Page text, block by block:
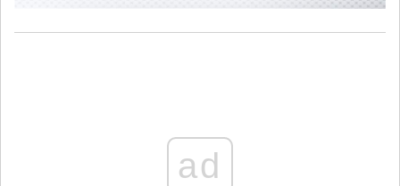
ad